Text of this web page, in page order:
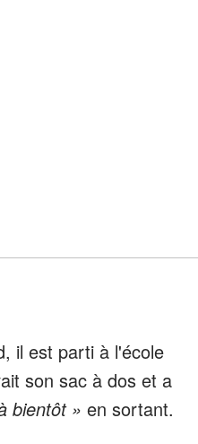
il est parti à l'école
son sac à dos et a
bientôt » en sortant.